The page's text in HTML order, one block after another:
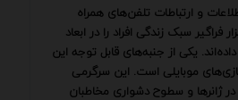
و ارتباطات تلفن‌های همراه
سبک زندگی افراد را در ابعاد
یکی از جنبه‌های قابل توجه این
موبایلی است. این سرگرمی
ژانرها و سطوح دشواری مخاطبان